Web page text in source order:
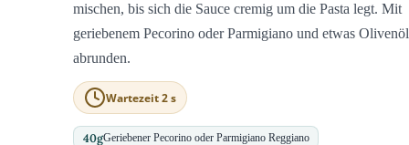
mischen, bis sich die Sauce cremig um die Pasta legt. Mit
geriebenem Pecorino oder Parmigiano und etwas Olivenöl
abrunden.
Wartezeit 2 s
40gGeriebener Pecorino oder Parmigiano Reggiano